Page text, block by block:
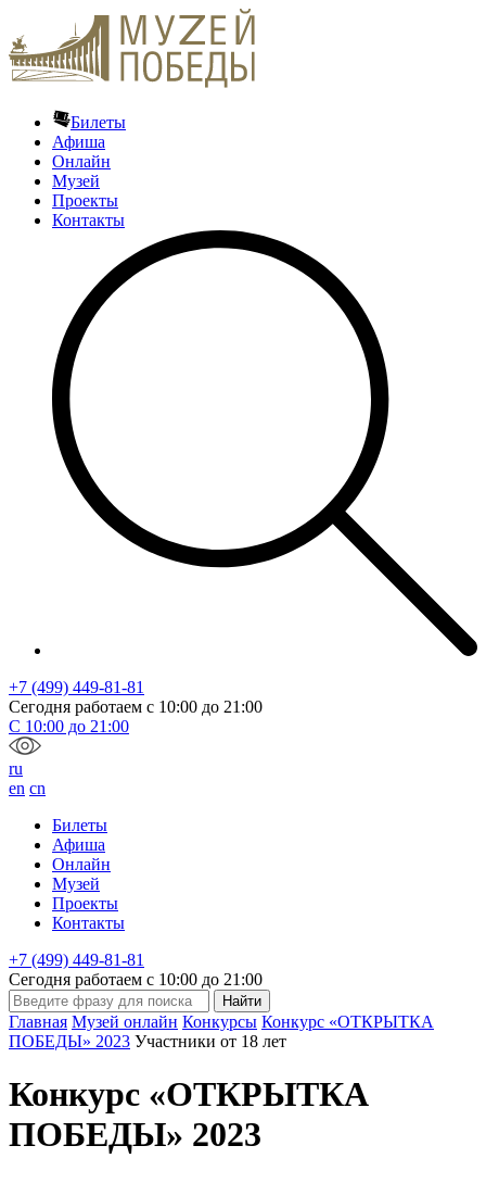
Билеты
Афиша
Онлайн
Музей
Проекты
Контакты
+7 (499) 449-81-81
Сегодня работаем с 10:00 до 21:00
С 10:00 до 21:00
ru
en cn
Билеты
Афиша
Онлайн
Музей
Проекты
Контакты
+7 (499) 449-81-81
Сегодня работаем с 10:00 до 21:00
Главная Музей онлайн Конкурсы Конкурс «ОТКРЫТКА
ПОБЕДЫ» 2023 Участники от 18 лет
Конкурс «ОТКРЫТКА
ПОБЕДЫ» 2023